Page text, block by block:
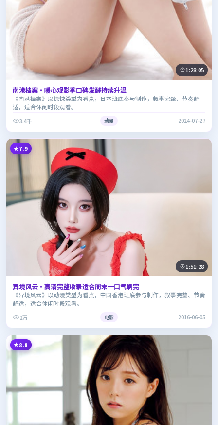
1:28:05
南港档案·暖心观影季口碑发酵持续升温
《南港档案》以惊悚类型为看点，日本班底参与制作，叙事完整、节奏舒
适，适合休闲时段观看。
3.4千
动漫 2024-07-27
7.9
1:51:28
异境风云·高清完整收录适合周末一口气刷完
《异境风云》以动漫类型为看点，中国香港班底参与制作，叙事完整、节奏
舒适，适合休闲时段观看。
2万
电影 2016-06-05
8.8